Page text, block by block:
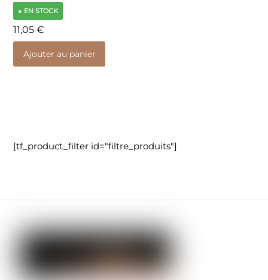
● EN STOCK
11,05€
Ajouter au panier
[tf_product_filter id="filtre_produits"]